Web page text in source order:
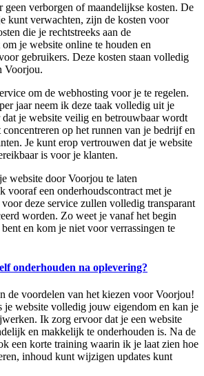
verborgen of maandelijkse kosten. De
kunt verwachten, zijn de kosten voor
die je rechtstreeks aan de
je website online te houden en
gebruikers. Deze kosten staan volledig
Voorjou.
om de webhosting voor je te regelen.
jaar neem ik deze taak volledig uit je
je website veilig en betrouwbaar wordt
op het runnen van je bedrijf en
Je kunt erop vertrouwen dat je website
is voor je klanten.
website door Voorjou te laten
vooraf een onderhoudscontract met je
deze service zullen volledig transparant
worden. Zo weet je vanaf het begin
en kom je niet voor verrassingen te
onderhouden na oplevering?
de voordelen van het kiezen voor Voorjou!
je website volledig jouw eigendom en kan je
Ik zorg ervoor dat je een website
en makkelijk te onderhouden is. Na de
een korte training waarin ik je laat zien hoe
inhoud kunt wijzigen updates kunt